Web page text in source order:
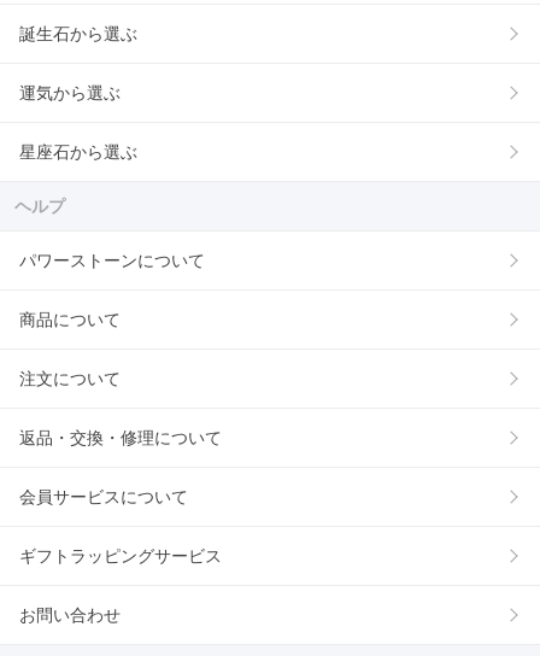
誕生石から選ぶ
運気から選ぶ
星座石から選ぶ
ヘルプ
パワーストーンについて
商品について
注文について
返品・交換・修理について
会員サービスについて
ギフトラッピングサービス
お問い合わせ